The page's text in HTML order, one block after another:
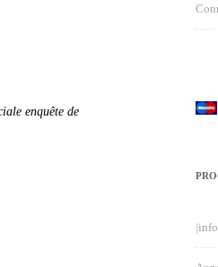
enquête de